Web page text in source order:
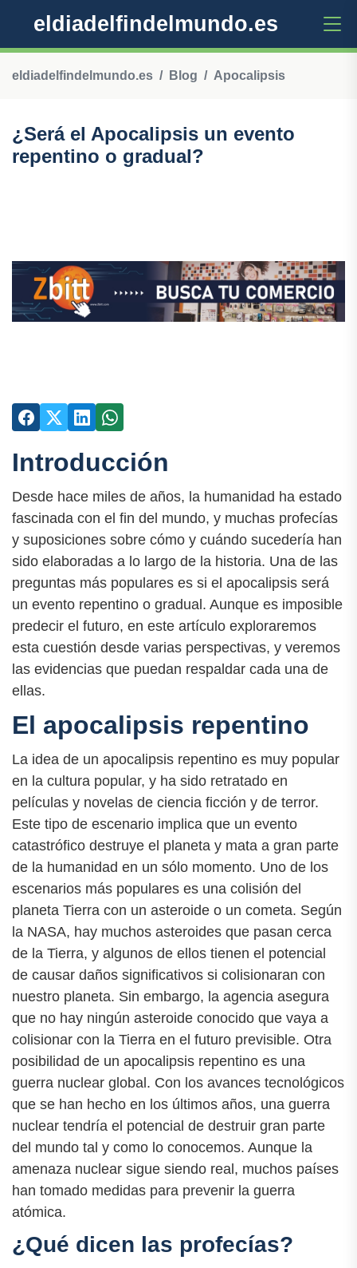
eldiadelfindelmundo.es
eldiadelfindelmundo.es Blog Apocalipsis
¿Será el Apocalipsis un evento
repentino o gradual?
Introducción
Desde hace miles de años, la humanidad ha estado
fascinada con el fin del mundo, y muchas profecías
y suposiciones sobre cómo y cuándo sucedería han
sido elaboradas a lo largo de la historia. Una de las
preguntas más populares es si el apocalipsis será
un evento repentino o gradual. Aunque es imposible
predecir el futuro, en este artículo exploraremos
esta cuestión desde varias perspectivas, y veremos
las evidencias que puedan respaldar cada una de
ellas.
El apocalipsis repentino
La idea de un apocalipsis repentino es muy popular
en la cultura popular, y ha sido retratado en
películas y novelas de ciencia ficción y de terror.
Este tipo de escenario implica que un evento
catastrófico destruye el planeta y mata a gran parte
de la humanidad en un sólo momento. Uno de los
escenarios más populares es una colisión del
planeta Tierra con un asteroide o un cometa. Según
la NASA, hay muchos asteroides que pasan cerca
de la Tierra, y algunos de ellos tienen el potencial
de causar daños significativos si colisionaran con
nuestro planeta. Sin embargo, la agencia asegura
que no hay ningún asteroide conocido que vaya a
colisionar con la Tierra en el futuro previsible. Otra
posibilidad de un apocalipsis repentino es una
guerra nuclear global. Con los avances tecnológicos
que se han hecho en los últimos años, una guerra
nuclear tendría el potencial de destruir gran parte
del mundo tal y como lo conocemos. Aunque la
amenaza nuclear sigue siendo real, muchos países
han tomado medidas para prevenir la guerra
atómica.
¿Qué dicen las profecías?